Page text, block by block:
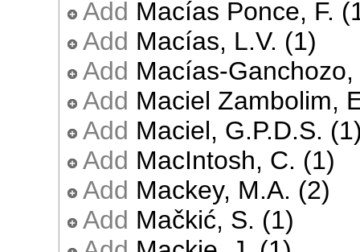
Add Macías Ponce, F.
Add Macías, L.V. (1)
Add Macías-
Add Maciel Zambolim,
Add Maciel, G.P.D.S.
Add MacIntosh, C. (1)
Add Mackey, M.A. (2)
Add Mačkić, S. (1)